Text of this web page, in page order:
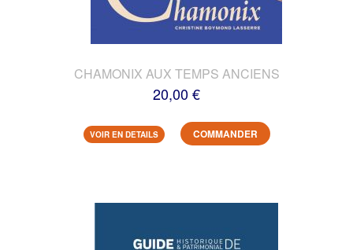
CHAMONIX AUX TEMPS ANCIENS
20,00 €
VOIR EN DETAILS COMMANDER